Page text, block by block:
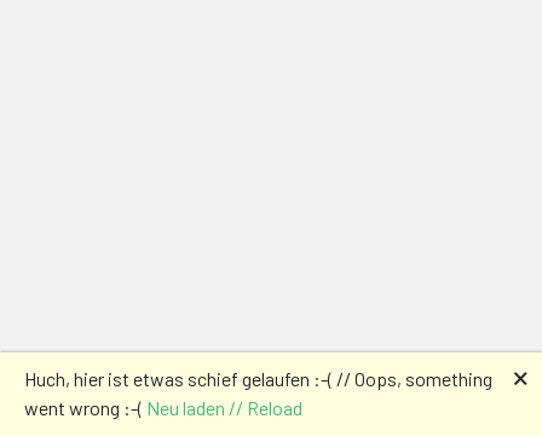
Huch, hier ist etwas schief gelaufen :-( // Oops, something
went wrong :-( Neu laden // Reload
🗙